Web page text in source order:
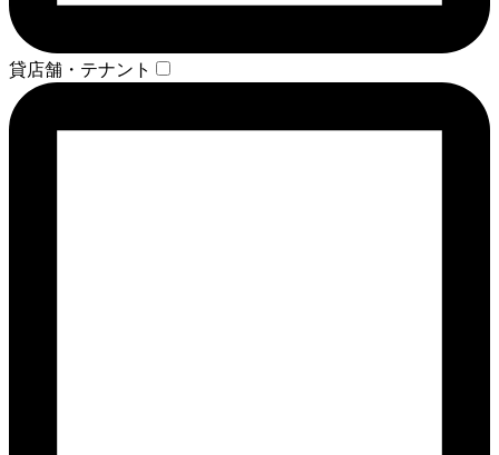
貸店舗・テナント